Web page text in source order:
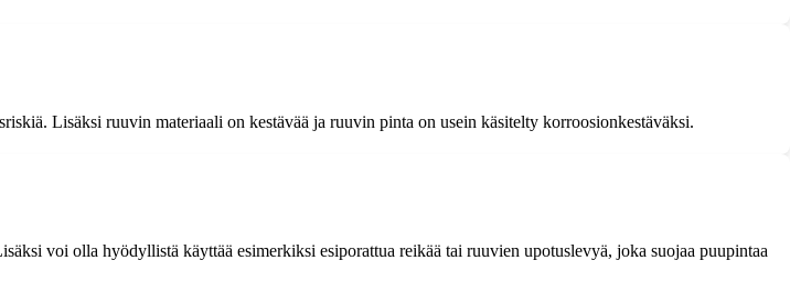
Lisäksi ruuvin materiaali on kestävää ja ruuvin pinta on usein käsitelty korroosionkestäväksi.
voi olla hyödyllistä käyttää esimerkiksi esiporattua reikää tai ruuvien upotuslevyä, joka suojaa puupintaa